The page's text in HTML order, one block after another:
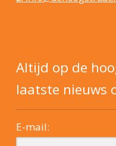
Altijd op de
laatste nieuws
E-mail: